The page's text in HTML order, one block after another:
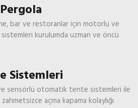
bar ve restoranlar için motorlu ve
sistemleri kurulumda uzman ve öncü
Sistemleri
sensörlü otomatik tente sistemleri ile
açma kapama kolaylığı